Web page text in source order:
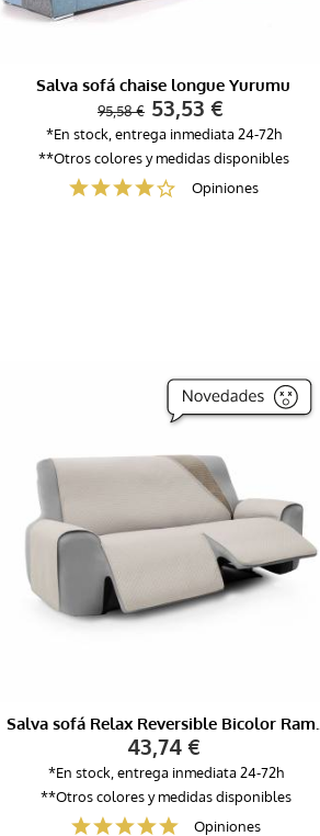
Salva sofá chaise longue Yurumu
95,58 € 53,53 €
*En stock, entrega inmediata 24-72h
**Otros colores y medidas disponibles
Opiniones
43,74 €
*En stock, entrega inmediata 24-72h
**Otros colores y medidas disponibles
Opiniones